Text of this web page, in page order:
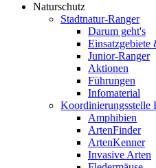
Naturschutz
Stadtnatur-Ranger
Darum geht's
Einsatzgebiete
Junior-Ranger
Aktionen
Führungen
Infomaterial
Koordinierungsstelle
Amphibien
ArtenFinder
ArtenKenner
Invasive Arten